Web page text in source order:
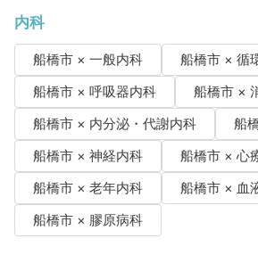
内科
船橋市 × 一般内科
船橋市 × 循
船橋市 × 呼吸器内科
船橋市 ×
船橋市 × 内分泌・代謝内科
船
船橋市 × 神経内科
船橋市 × 心
船橋市 × 老年内科
船橋市 × 血
船橋市 × 膠原病科